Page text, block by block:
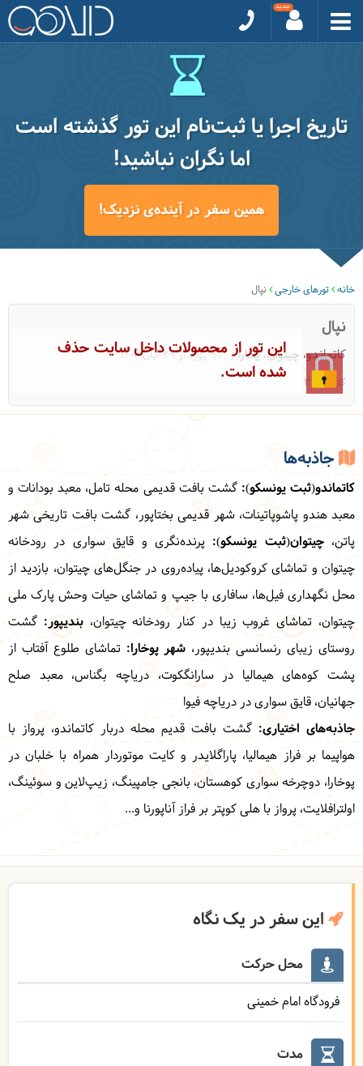
تاریخ اجرا یا ثبت‌نام این تور گذشته است
اما نگران نباشید!
همین سفر در آینده‌ی نزدیک!
خانه تورهای خارجی نپال
نپال
کاتماندو، چیتوان، پخارا
|9 روزه از 29 آبان 1404
کد: 31216
این تور از محصولات داخل سایت حذف
شده است.
جاذبه‌ها
کاتماندو(ثبت یونسکو): گشت بافت قدیمی محله تامل، معبد بودانات و
معبد هندو پاشوپاتینات، شهر قدیمی بختاپور، گشت بافت تاریخی شهر
پاتن،چیتوان(ثبت یونسکو): پرنده‌نگری و قایق سواری در رودخانه
چیتوان و تماشای کروکودیل‌ها، پیاده‌روی در جنگل‌های چیتوان، بازدید از
محل نگهداری فیل‌ها، سافاری با جیپ و تماشای حیات وحش پارک ملی
چیتوان، تماشای غروب زیبا در کنار رودخانه چیتوان،بندیپور: گشت
روستای زیبای رنسانسی بندیپور، شهر پوخارا:تماشای طلوع آفتاب از
پشت کوه‌های هیمالیا در سارانگکوت، دریاچه بگناس، معبد صلح
جهانیان، قایق سواری در دریاچه فیوا
جاذبه‌های اختیاری: گشت بافت قدیم محله دربار کاتماندو، پرواز با
هواپیما بر فراز هیمالیا، پاراگلایدر و کایت موتوردار همراه با خلبان در
پوخارا، دوچرخه سواری کوهستان، بانجی جامپینگ، زیپ‌لاین و سوئینگ،
اولترافلایت، پرواز با هلی کوپتر بر فراز آناپورنا و...
این سفر در یک نگاه
محل حرکت
فرودگاه امام خمینی
مدت